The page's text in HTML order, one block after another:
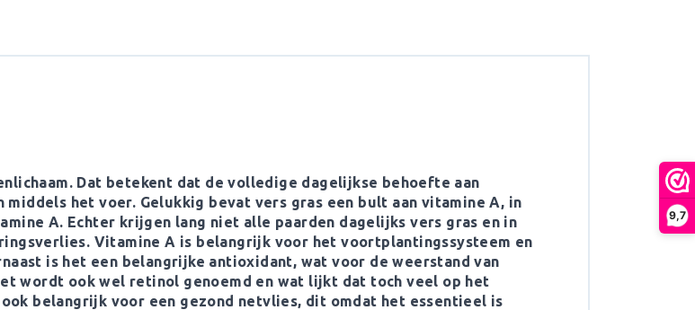
9,7
Dat betekent dat de volledige dagelijkse behoefte aan
het voer. Gelukkig bevat vers gras een bult aan vitamine A, in
A. Echter krijgen lang niet alle paarden dagelijks vers gras en in
Vitamine A is belangrijk voor het voortplantingssysteem en
is het een belangrijke antioxidant, wat voor de weerstand van
wordt ook wel retinol genoemd en wat lijkt dat toch veel op het
belangrijk voor een gezond netvlies, dit omdat het essentieel is